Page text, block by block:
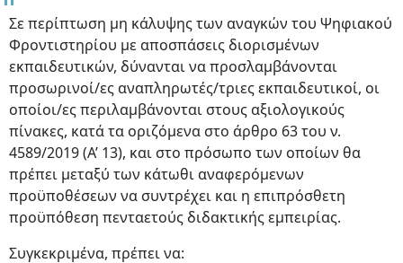
Σε περίπτωση μη κάλυψης των αναγκών του Ψηφιακού
Φροντιστηρίου με αποσπάσεις διορισμένων
εκπαιδευτικών, δύνανται να προσλαμβάνονται
προσωρινοί/ες αναπληρωτές/τριες εκπαιδευτικοί, οι
οποίοι/ες περιλαμβάνονται στους αξιολογικούς
πίνακες, κατά τα οριζόμενα στο άρθρο 63 του ν.
4589/2019 (Α’ 13), και στο πρόσωπο των οποίων θα
πρέπει μεταξύ των κάτωθι αναφερόμενων
προϋποθέσεων να συντρέχει και η επιπρόσθετη
προϋπόθεση πενταετούς διδακτικής εμπειρίας.
Συγκεκριμένα, πρέπει να: